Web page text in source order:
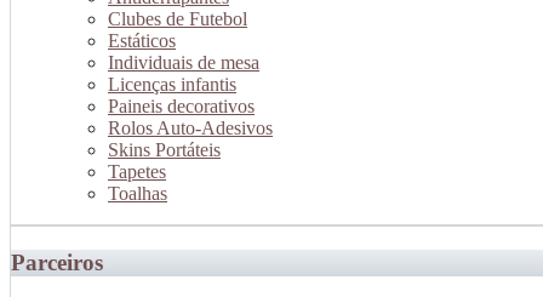
Clubes de Futebol
Estáticos
Individuais de mesa
Licenças infantis
Paineis decorativos
Rolos Auto-Adesivos
Skins Portáteis
Tapetes
Toalhas
Parceiros